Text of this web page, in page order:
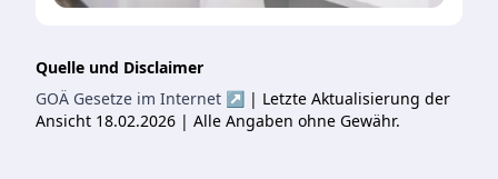
Quelle und Disclaimer
GOÄ Gesetze im Internet ↗ | Letzte Aktualisierung der
Ansicht 18.02.2026 | Alle Angaben ohne Gewähr.